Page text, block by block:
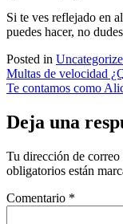
Si te ves reflejado en
puedes hacer, no
Posted in
Navegación
de
entradas
Multas de velocidad
Te contamos como
Deja una
Tu dirección de
obligatorios están
Comentario *